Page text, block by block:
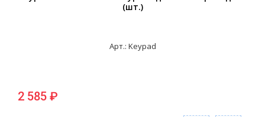
(шт.)
Арт.: Keypad
2 585 ₽